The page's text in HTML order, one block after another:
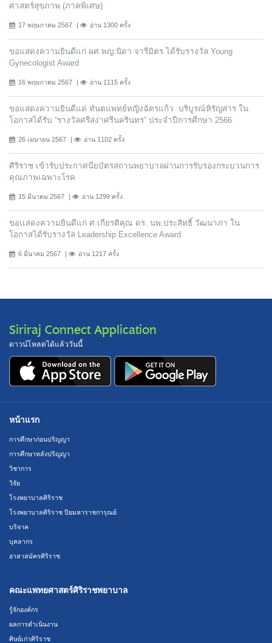
ศาสตร์สุขภาพ (ภาคพิเศษ)
17 พฤษภาคม 2567 อ่าน 1300 ครั้ง
ขอแสดงความยินดีแก่ ผศ.พญ.นิดา จารีมิตร ได้รับรางวัล Young
Gynecologist Award
16 พฤษภาคม 2567 อ่าน 1115 ครั้ง
ขอแสดงความยินดีแด่ ทันตแพทย์หญิงฉัตรแก้ว บริบูรณ์หิรัญสาร ใน
โอกาสได้รับ “รางวัลศรีสง่าศรีนครินทร” ประจำปีการศึกษา 2566
26 เมษายน 2567 อ่าน 1102 ครั้ง
ศิริราช เข้ารับประกาศนียบัตรสถานพยาบาลผ่านการรับรองกระบวนการ
คุณภาพเฉพาะโรค
15 มีนาคม 2567 อ่าน 1299 ครั้ง
ขอเเสดงความยินดีแก่ ศ.เกียรติคุณ ดร. นพ.ประสิทธิ์ วัฒนาภา ใน
โอกาสได้รับรางวัล Leadership Excellence Award
6 มีนาคม 2567 อ่าน 1217 ครั้ง
Siriraj Connect Application
ดาวน์โหลดได้แล้ววันนี้
หน้าแรก
การศึกษาก่อนปริญญา
การศึกษาหลังปริญญา
วิชาการ
วิจัย
โรงพยาบาลศิริราช
โรงพยาบาลศิริราช ปิยมหาราชการุณย์
บริจาค
บุคลากร
อาสาสมัครศิริราช
คณะแพทยศาสตร์ศิริราชพยาบาล
รู้จักองค์กร
ผลการดำเนินงาน
ศิษย์เก่าศิริราช